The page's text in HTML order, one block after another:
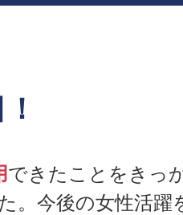
できたことをきっ
。今後の女性活躍